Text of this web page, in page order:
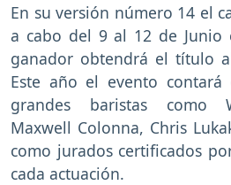
En su versión número 14 el
a cabo del 9 al 12 de Junio
ganador obtendrá el título
Este año el evento
grandes baristas como
Maxwell Colonna, Chris
como jurados certificados
cada actuación.